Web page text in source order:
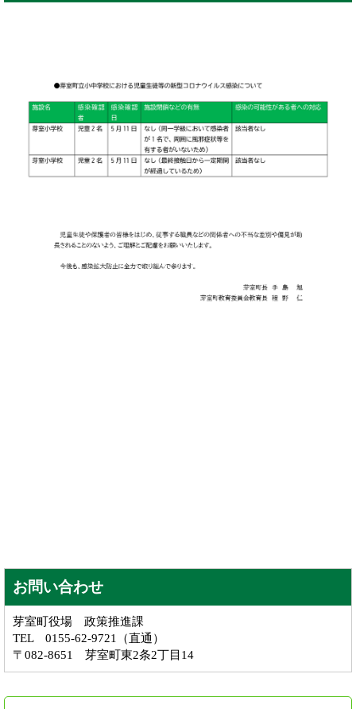
お問い合わせ
芽室町役場 政策推進課
TEL 0155-62-9721（直通）
〒082-8651 芽室町東2条2丁目14